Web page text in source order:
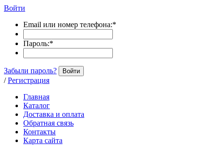
Войти
Email или номер телефона:*
Пароль:*
Забыли пароль? Войти
/ Регистрация
Главная
Каталог
Доставка и оплата
Обратная связь
Контакты
Карта сайта